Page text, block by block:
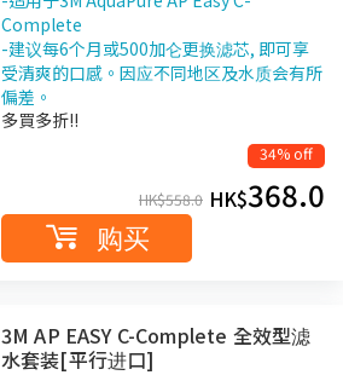
Complete
-建议每6个月或500加仑更换滤芯, 即可享
受清爽的口感。因应不同地区及水质会有所
偏差。
多買多折!!
34% off
HK$558.0 HK$368.0
购买
3M AP EASY C-Complete 全效型滤
水套装[平行进口]